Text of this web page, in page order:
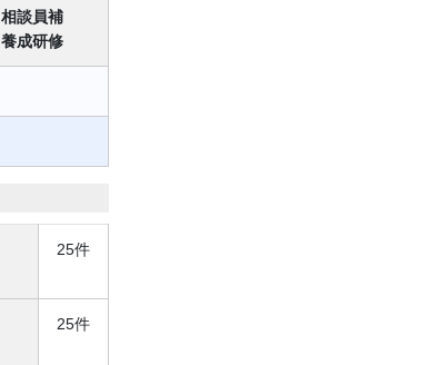
相談員補
養成研修
25件
25件